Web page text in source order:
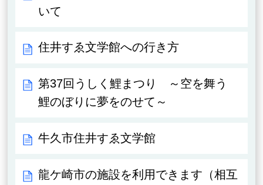
いて
住井すゑ文学館への行き方
第37回うしく鯉まつり ～空を舞う
鯉のぼりに夢をのせて～
牛久市住井すゑ文学館
龍ケ崎市の施設を利用できます（相互